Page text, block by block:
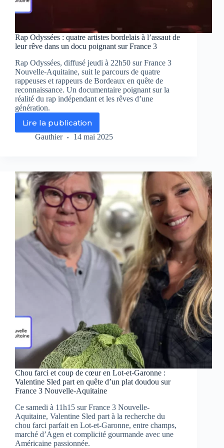
Rap Odyssées : quatre artistes bordelais à l’assaut de
leur rêve dans un docu poignant sur France 3
Rap Odyssées, diffusé jeudi à 22h50 sur France 3
Nouvelle-Aquitaine, suit le parcours de quatre
rappeuses et rappeurs de Bordeaux en quête de
reconnaissance. Un documentaire poignant sur la
réalité du rap indépendant et les rêves d’une
génération.
Lire la publication
Rap
Odyssées
bordelais
à
l’assaut
de
leur
rêve
dans
un
docu
poignant
sur
France
Gauthier 14 mai 2025
Chou farci et coup de cœur en Lot-et-Garonne :
Valentine Sled part en quête d’un plat doudou sur
France 3 Nouvelle-Aquitaine
Ce samedi à 11h15 sur France 3 Nouvelle-
Aquitaine, Valentine Sled part à la recherche du
chou farci parfait en Lot-et-Garonne, entre champs,
marché d’Agen et complicité gourmande avec une
Américaine passionnée.